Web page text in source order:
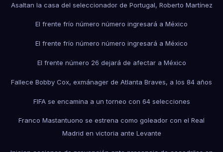
Asaltan la casa del seleccionador de Portugal, Roberto Martínez
El frente frío número número ingresará a México
El frente frío número número ingresará a México
El frente número 26 dejará de afectar a México
Fallece Bobby Cox, exmánager de Atlanta Braves, a los 84 años
FIFA se encamina a un torneo con 64 selecciones
Franco Mastantuono se estrena como goleador con el Real
Madrid en victoria ante Levante